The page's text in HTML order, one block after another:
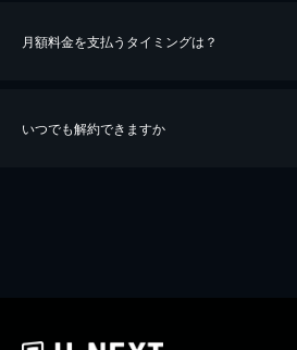
※40％ポイント還元の対象は、クレジットカード決済
iOSアプリのUコイン決済による作品の購入 / レンタ
月額料金を支払うタイミングは？
いつでも解約できますか